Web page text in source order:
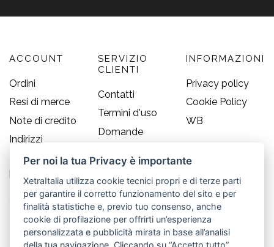
ACCOUNT
Ordini
Resi di merce
Note di credito
Indirizzi
Informazioni
personali
SERVIZIO
CLIENTI
Contatti
Termini d'uso
Domande
Guida alle
taglie
INFORMAZIONI
Privacy policy
Cookie Policy
WB
CONTATTI
Old England S.r.l.
Per noi la tua Privacy è importante
XetraItalia utilizza cookie tecnici propri e di terze parti
per garantire il corretto funzionamento del sito e per
finalità statistiche e, previo tuo consenso, anche
cookie di profilazione per offrirti un’esperienza
personalizzata e pubblicità mirata in base all’analisi
della tua navigazione. Cliccando su “Accetto tutto”